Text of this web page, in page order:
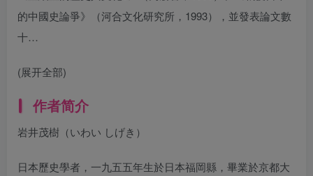
的中國史論爭》（河合文化研究所，1993），並發表論文數
十…
(展开全部)
作者简介
岩井茂樹（いわい しげき）
日本歷史學者，一九五五年生於日本福岡縣，畢業於京都大